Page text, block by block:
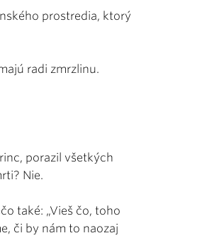
prostredia, ktorý
radi zmrzlinu.
porazil všetkých
Nie.
také: „Vieš čo, toho
či by nám to naozaj